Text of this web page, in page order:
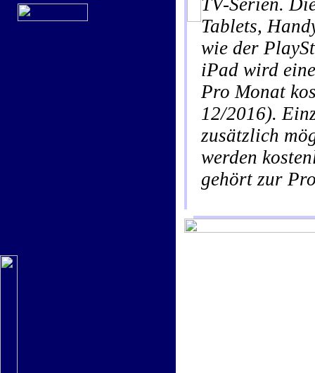
TV-Serien.
Tablets,
wie der
iPad wird
Pro Monat
12/2016).
zusätzlich
werden
gehört zur